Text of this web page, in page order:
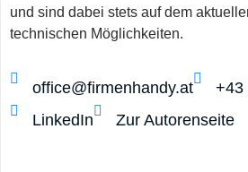
und sind dabei stets auf dem
technischen Möglichkeiten.
office@firmenhandy.at
+43
LinkedIn
Zur Autorenseite